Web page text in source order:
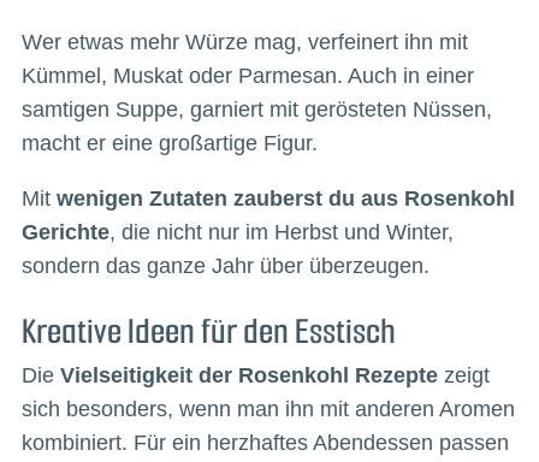
Wer etwas mehr Würze mag, verfeinert ihn mit
Kümmel, Muskat oder Parmesan. Auch in einer
samtigen Suppe, garniert mit gerösteten Nüssen,
macht er eine großartige Figur.
Mit wenigen Zutaten zauberst du aus Rosenkohl
Gerichte, die nicht nur im Herbst und Winter,
sondern das ganze Jahr über überzeugen.
Kreative Ideen für den Esstisch
Die Vielseitigkeit der Rosenkohl Rezeptezeigt
sich besonders, wenn man ihn mit anderen Aromen
kombiniert. Für ein herzhaftes Abendessen passen